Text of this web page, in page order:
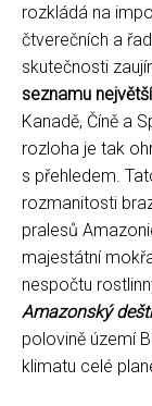
rozkládá na
čtverečních a
skutečnosti
seznamu
Kanadě, Číně a
rozloha je tak
s přehledem.
rozmanitosti
pralesů
majestátní
nespočtu
Amazonský
polovině území
klimatu celé